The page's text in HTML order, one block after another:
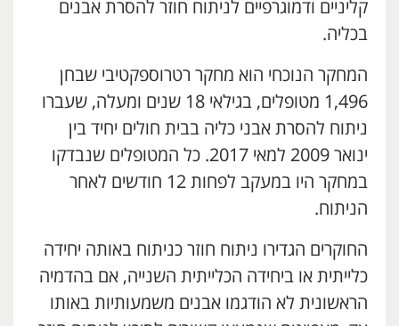
קליניים ודמוגרפיים לניתוח חוזר להסרת אבנים
בכליה.
המחקר הנוכחי הוא מחקר רטרוספקטיבי שבחן
1,496 מטופלים, בגילאי 18 שנים ומעלה, שעברו
ניתוח להסרת אבני כליה בבית חולים יחיד בין
ינואר 2009 למאי 2017. כל המטופלים שנבדקו
במחקר היו במעקב לפחות 12 חודשים לאחר
הניתוח.
החוקרים הגדירו ניתוח חוזר כניתוח באותה יחידה
כלייתית או ביחידה הכלייתית השנייה, אם בהדמיה
הראשונית לא הודגמו אבנים משמעותיות באותו